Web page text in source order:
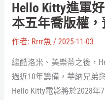
Hello Kitty進軍
本五年喬版權，
作者: Rrrr魚 / 2025-11-03
繼酷洛米、美樂蒂之後，
過近10年籌備，華納兄弟
Hello Kitty電影將於2028